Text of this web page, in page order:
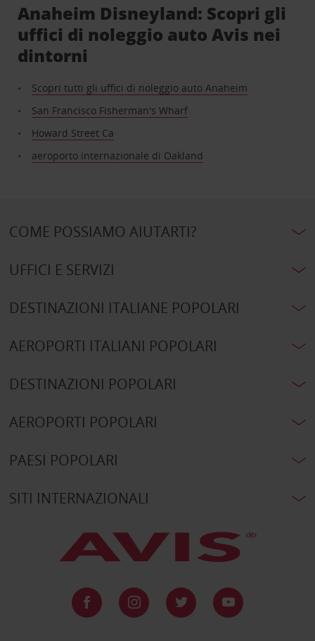
Anaheim Disneyland: Scopri gli
uffici di noleggio auto Avis nei
dintorni
Scopri tutti gli uffici di noleggio auto Anaheim
San Francisco Fisherman's Wharf
Howard Street Ca
aeroporto internazionale di Oakland
COME POSSIAMO AIUTARTI?
UFFICI E SERVIZI
DESTINAZIONI ITALIANE POPOLARI
AEROPORTI ITALIANI POPOLARI
DESTINAZIONI POPOLARI
AEROPORTI POPOLARI
PAESI POPOLARI
SITI INTERNAZIONALI